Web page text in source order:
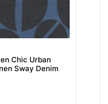
Chic Urban
Sway Denim